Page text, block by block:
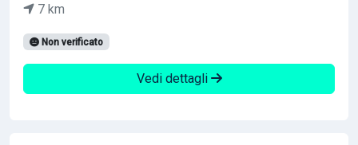
7 km
Non verificato
Vedi dettagli